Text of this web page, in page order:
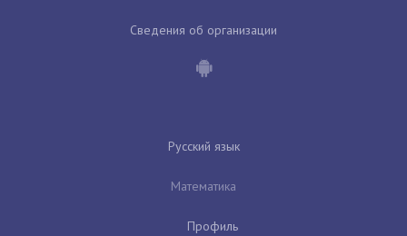
Сведения об организации
Русский язык
Математика
Профиль